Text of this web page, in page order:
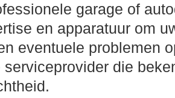
garage of
en apparatuur om
eventuele problemen
serviceprovider die